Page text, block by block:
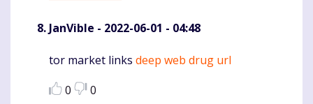
JanVible - 2022-06-01 - 04:48
Komentaras
tor market links deep web drug url
0
0